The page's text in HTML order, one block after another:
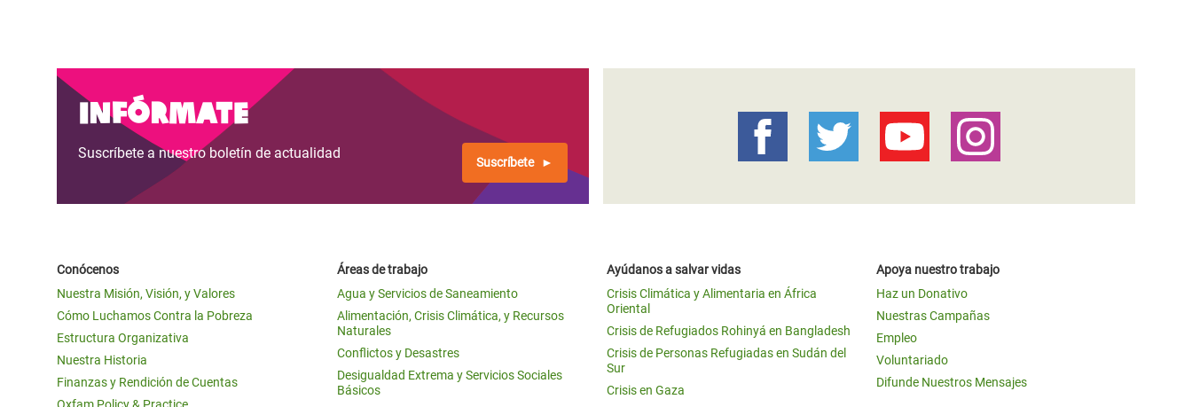
Infórmate
Suscríbete a nuestro boletín de actualidad
Suscríbete
Conócenos
Nuestra Misión, Visión, y Valores
Cómo Luchamos Contra la Pobreza
Estructura Organizativa
Nuestra Historia
Finanzas y Rendición de Cuentas
Áreas de trabajo
Agua y Servicios de Saneamiento
Alimentación, Crisis Climática, y Recursos
Naturales
Conflictos y Desastres
Desigualdad Extrema y Servicios Sociales
Básicos
Ayúdanos a salvar vidas
Crisis Climática y Alimentaria en África
Oriental
Crisis de Refugiados Rohinyá en Bangladesh
Crisis de Personas Refugiadas en Sudán del
Sur
Crisis en Gaza
Apoya nuestro trabajo
Haz un Donativo
Nuestras Campañas
Empleo
Voluntariado
Difunde Nuestros Mensajes